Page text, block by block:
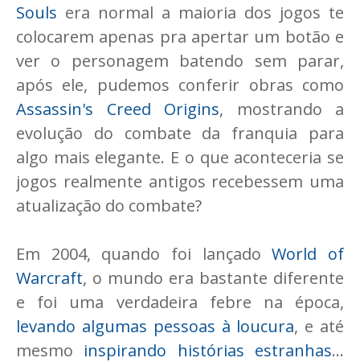
Souls era normal a maioria dos jogos te
colocarem apenas pra apertar um botão e
ver o personagem batendo sem parar,
após ele, pudemos conferir obras como
Assassin's Creed Origins, mostrando a
evolução do combate da franquia para
algo mais elegante. E o que aconteceria se
jogos realmente antigos recebessem uma
atualização do combate?
Em 2004, quando foi lançadoWorld of
Warcraft, o mundo era bastante diferente
e foi uma verdadeira febre na época,
levando algumas pessoas à loucura, e até
mesmo inspirando histórias estranhas...